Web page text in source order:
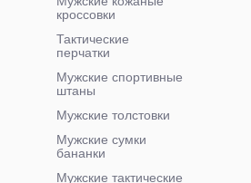
кроссовки
Тактические
перчатки
Мужские спортивные
штаны
Мужские толстовки
Мужские сумки
бананки
Мужские тактические